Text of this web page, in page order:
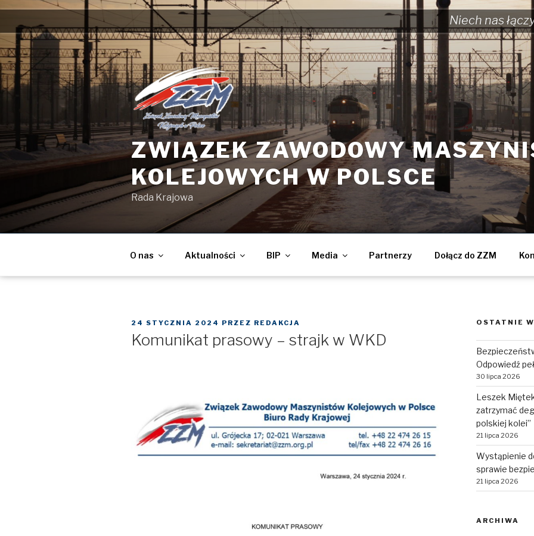
Przejdź
treści
Niech nas
ZWIĄZEK ZAWODOWY
KOLEJOWYCH W POLSCE
Rada Krajowa
O nas Aktualności BIP Media Partnerzy Dołącz do ZZM
OPUBLIKOWANE
W
24 STYCZNIA 2024 PRZEZ REDAKCJA
Komunikat prasowy – strajk w WKD
OSTATNIE
Odpowiedź
30 lipca 2026
Leszek
zatrzymać
polskiej kolei”
21 lipca 2026
Wystąpienie
sprawie
21 lipca 2026
ARCHIWA